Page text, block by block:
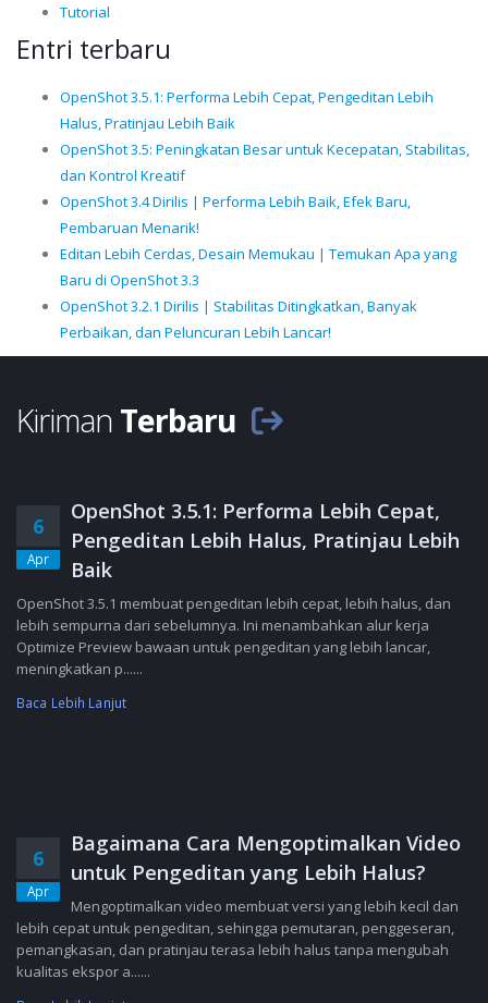
Tutorial
Entri terbaru
OpenShot 3.5.1: Performa Lebih Cepat, Pengeditan Lebih
Halus, Pratinjau Lebih Baik
OpenShot 3.5: Peningkatan Besar untuk Kecepatan, Stabilitas,
dan Kontrol Kreatif
OpenShot 3.4 Dirilis | Performa Lebih Baik, Efek Baru,
Pembaruan Menarik!
Editan Lebih Cerdas, Desain Memukau | Temukan Apa yang
Baru di OpenShot 3.3
OpenShot 3.2.1 Dirilis | Stabilitas Ditingkatkan, Banyak
Perbaikan, dan Peluncuran Lebih Lancar!
Kiriman Terbaru
6
Apr
OpenShot 3.5.1: Performa Lebih Cepat,
Pengeditan Lebih Halus, Pratinjau Lebih
Baik
OpenShot 3.5.1 membuat pengeditan lebih cepat, lebih halus, dan
lebih sempurna dari sebelumnya. Ini menambahkan alur kerja
Optimize Preview bawaan untuk pengeditan yang lebih lancar,
meningkatkan p......
Baca Lebih Lanjut
6
Apr
Bagaimana Cara Mengoptimalkan Video
untuk Pengeditan yang Lebih Halus?
Mengoptimalkan video membuat versi yang lebih kecil dan
lebih cepat untuk pengeditan, sehingga pemutaran, penggeseran,
pemangkasan, dan pratinjau terasa lebih halus tanpa mengubah
kualitas ekspor a......